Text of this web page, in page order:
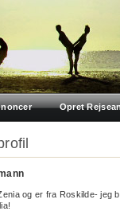
Opret
og er fra Roskilde- jeg